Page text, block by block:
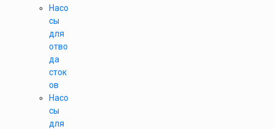
Насо
сы
для
отво
да
сток
ов
Насо
сы
для